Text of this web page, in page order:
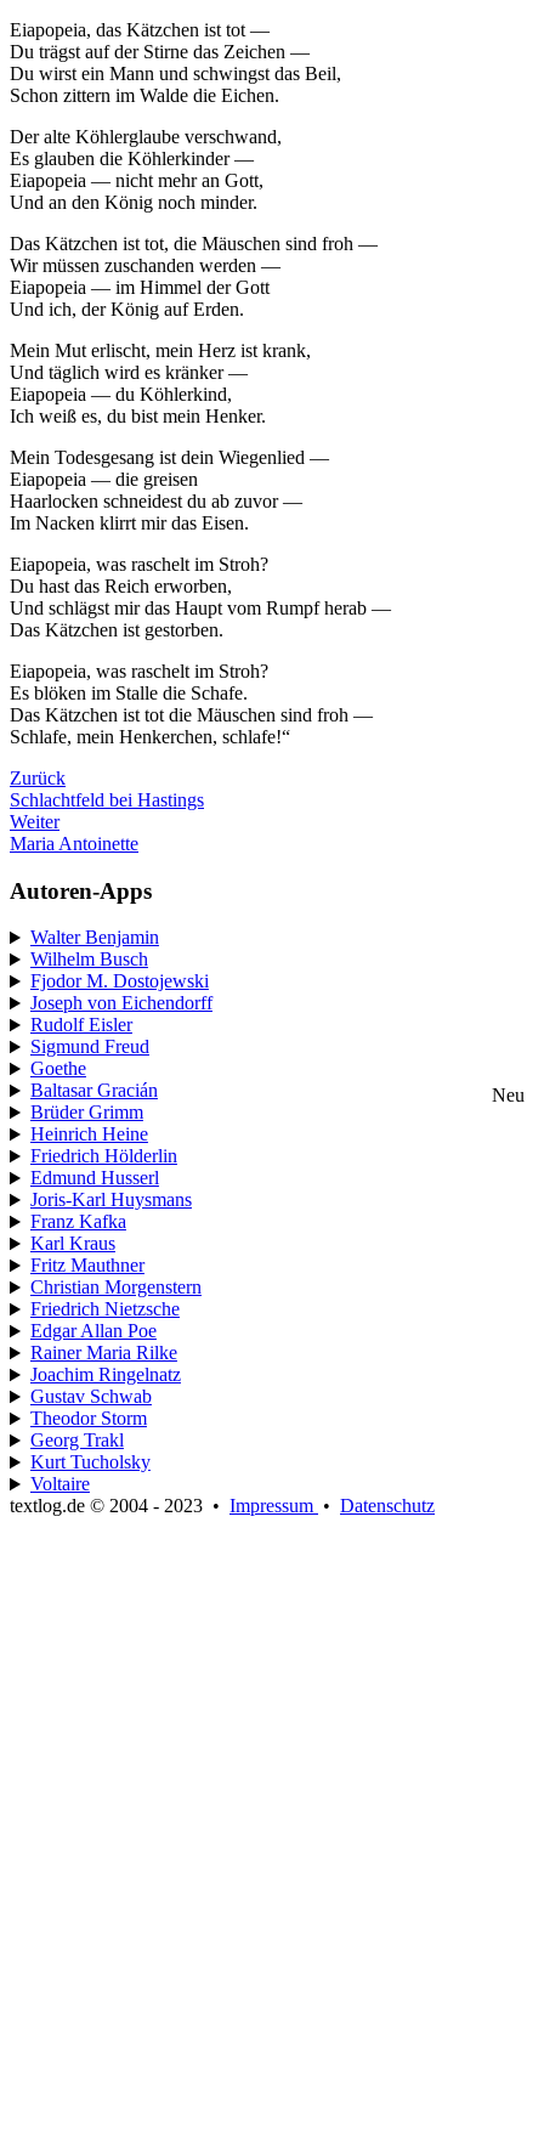
Eiapopeia, das Kätzchen ist tot —
Du trägst auf der Stirne das Zeichen —
Du wirst ein Mann und schwingst das Beil,
Schon zittern im Walde die Eichen.
Der alte Köhlerglaube verschwand,
Es glauben die Köhlerkinder —
Eiapopeia — nicht mehr an Gott,
Und an den König noch minder.
Das Kätzchen ist tot, die Mäuschen sind froh —
Wir müssen zuschanden werden —
Eiapopeia — im Himmel der Gott
Und ich, der König auf Erden.
Mein Mut erlischt, mein Herz ist krank,
Und täglich wird es kränker —
Eiapopeia — du Köhlerkind,
Ich weiß es, du bist mein Henker.
Mein Todesgesang ist dein Wiegenlied —
Eiapopeia — die greisen
Haarlocken schneidest du ab zuvor —
Im Nacken klirrt mir das Eisen.
Eiapopeia, was raschelt im Stroh?
Du hast das Reich erworben,
Und schlägst mir das Haupt vom Rumpf herab —
Das Kätzchen ist gestorben.
Eiapopeia, was raschelt im Stroh?
Es blöken im Stalle die Schafe.
Das Kätzchen ist tot die Mäuschen sind froh —
Schlafe, mein Henkerchen, schlafe!“
Zurück
Schlachtfeld bei Hastings
Weiter
Maria Antoinette
Autoren-Apps
Walter Benjamin
Wilhelm Busch
Fjodor M. Dostojewski
Joseph von Eichendorff
Rudolf Eisler
Sigmund Freud
Goethe
Baltasar Gracián
Neu
Brüder Grimm
Heinrich Heine
Friedrich Hölderlin
Edmund Husserl
Joris-Karl Huysmans
Franz Kafka
Karl Kraus
Fritz Mauthner
Christian Morgenstern
Friedrich Nietzsche
Edgar Allan Poe
Rainer Maria Rilke
Joachim Ringelnatz
Gustav Schwab
Theodor Storm
Georg Trakl
Kurt Tucholsky
Voltaire
textlog.de © 2004 - 2023 • Impressum • Datenschutz